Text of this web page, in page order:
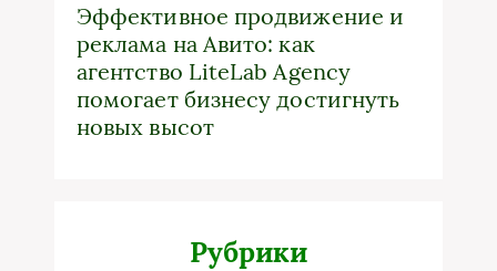
Эффективное продвижение и
реклама на Авито: как
агентство LiteLab Agency
помогает бизнесу достигнуть
новых высот
Рубрики